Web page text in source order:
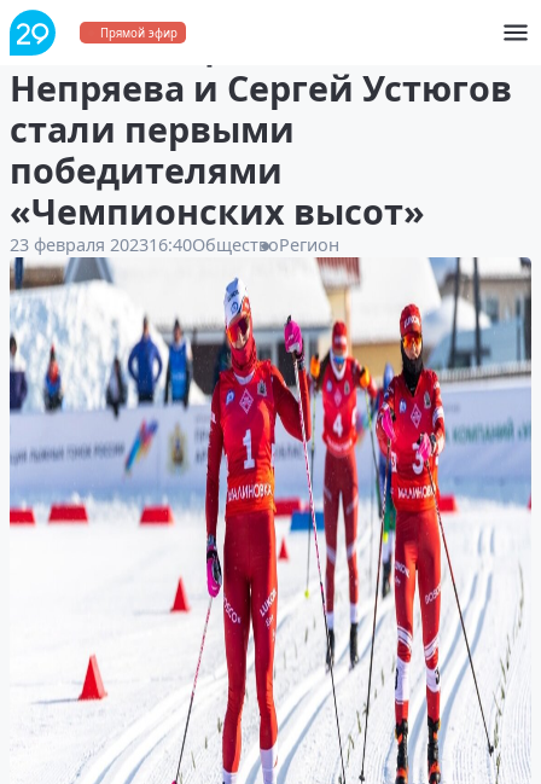
Прямой эфир
Олимпийцы Наталья
Непряева и Сергей Устюгов
стали первыми
победителями
«Чемпионских высот»
23 февраля 202316:40ОбществоРегион